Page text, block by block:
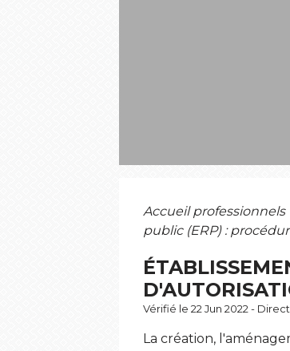
Accueil professionnels
public (ERP) :
Vérifié le 22 Jun 2022 -
La création,